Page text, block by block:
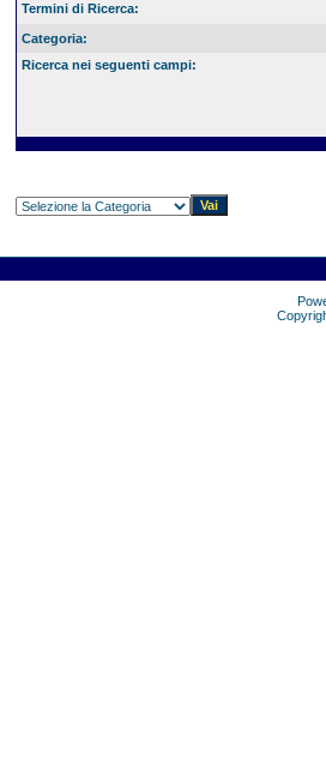
Termini di Ricerca:
Categoria:
Ricerca nei seguenti campi: